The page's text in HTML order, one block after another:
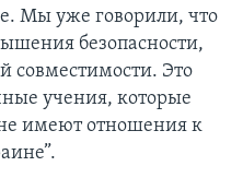
Мы уже говорили, что
безопасности,
совместимости. Это
учения, которые
имеют отношения к